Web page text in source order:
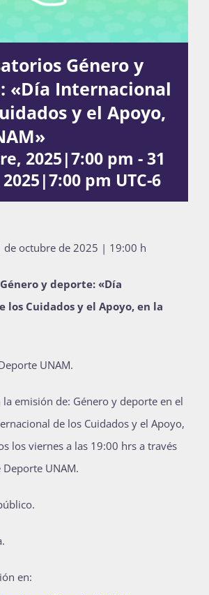
La Boletina
Blog
Súmate
Género y
«Día Internacional
y el Apoyo,
2025|7:00 pm -31
pm UTC-6
de octubre de 2025 | 19:00 h
y deporte: «Día
los Cuidados y el Apoyo, en la
UNAM.
emisión de: Género y deporte en el
de los Cuidados y el Apoyo,
los viernes a las 19:00 hrs a través
Deporte UNAM.
en: